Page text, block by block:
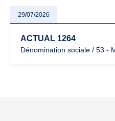
29/07/2026
ACTUAL 1264
Dénomination sociale / 53 -